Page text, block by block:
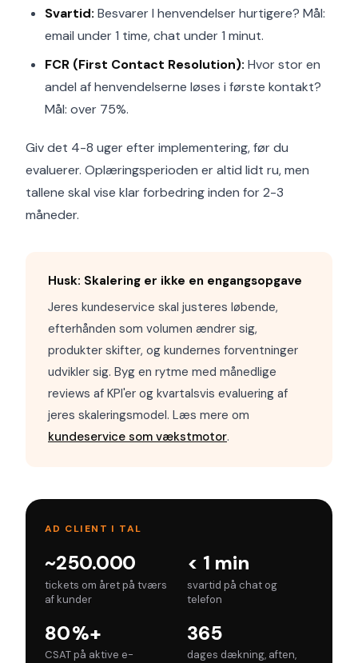
Svartid: Besvarer I henvendelser hurtigere? Mål:
email under 1 time, chat under 1 minut.
FCR (First Contact Resolution): Hvor stor en
andel af henvendelserne løses i første kontakt?
Mål: over 75%.
Giv det 4-8 uger efter implementering, før du
evaluerer. Oplæringsperioden er altid lidt ru, men
tallene skal vise klar forbedring inden for 2-3
måneder.
Husk: Skalering er ikke en engangsopgave
Jeres kundeservice skal justeres løbende,
efterhånden som volumen ændrer sig,
produkter skifter, og kundernes forventninger
udvikler sig. Byg en rytme med månedlige
reviews af KPI'er og kvartalsvis evaluering af
jeres skaleringsmodel. Læs mere om
kundeservice som vækstmotor.
AD CLIENT I TAL
~250.000
tickets om året på tværs
af kunder
< 1 min
svartid på chat og
telefon
80 %+
CSAT på aktive e-
365
dages dækning, aften,